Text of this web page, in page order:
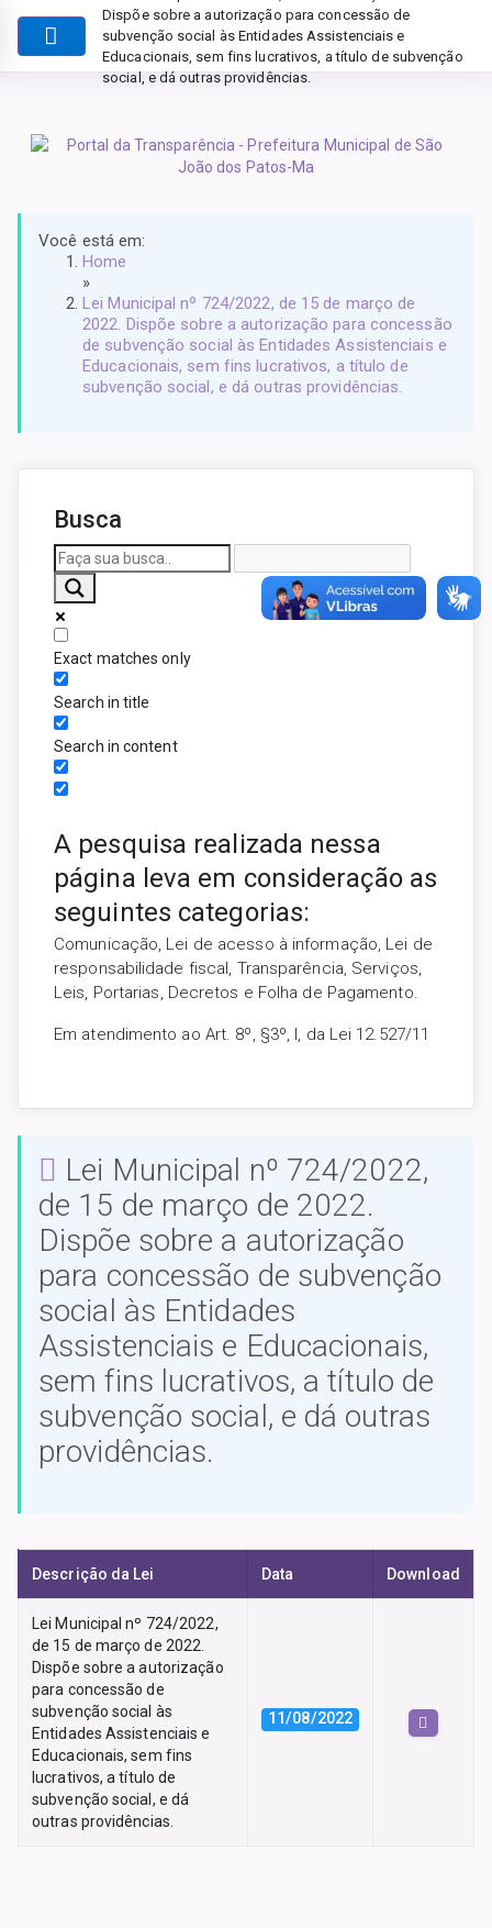
Dispõe sobre a autorização para concessão de
subvenção social às Entidades Assistenciais e
Educacionais, sem fins lucrativos, a título de subvenção
social, e dá outras providências.
Você está em:
Home
»
Lei Municipal nº 724/2022, de 15 de março de
2022. Dispõe sobre a autorização para concessão
de subvenção social às Entidades Assistenciais e
Educacionais, sem fins lucrativos, a título de
subvenção social, e dá outras providências.
Busca
Exact matches only
Search in title
Search in content
A pesquisa realizada nessa
página leva em consideração as
seguintes categorias:
Comunicação, Lei de acesso à informação, Lei de
responsabilidade fiscal, Transparência, Serviços,
Leis, Portarias, Decretos e Folha de Pagamento.
Em atendimento ao Art. 8º, §3º, I, da Lei 12.527/11
Lei Municipal nº 724/2022,
de 15 de março de 2022.
Dispõe sobre a autorização
para concessão de subvenção
social às Entidades
Assistenciais e Educacionais,
sem fins lucrativos, a título de
subvenção social, e dá outras
providências.
Descrição da Lei Data Download
Lei Municipal nº 724/2022,
de 15 de março de 2022.
Dispõe sobre a autorização
para concessão de
subvenção social às
Entidades Assistenciais e
Educacionais, sem fins
lucrativos, a título de
subvenção social, e dá
outras providências.
11/08/2022